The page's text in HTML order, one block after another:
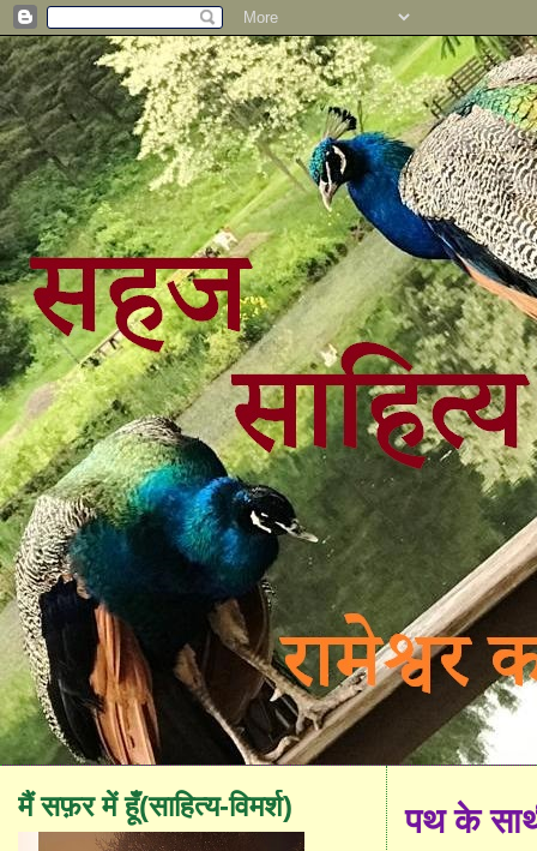
पथ के
मैं सफ़र में हूँ(साहित्य-विमर्श)